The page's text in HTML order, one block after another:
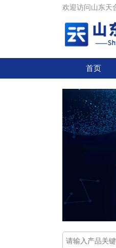
欢迎访问山东天
首页